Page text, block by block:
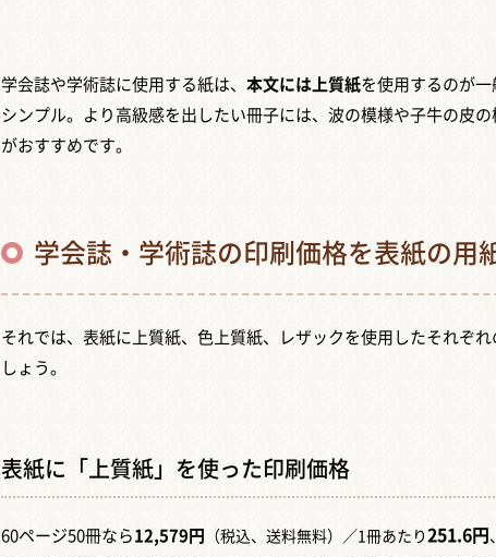
学会誌や学術誌に使用する紙は、 本文には上質紙を使用するのが
シンプル。より高級感を出したい冊子には、波の模様や子牛の皮
がおすすめです。
学会誌・学術誌の印刷価格を表紙の用
それでは、表紙に上質紙、色上質紙、レザックを使用したそれぞ
しょう。
表紙に「上質紙」を使った印刷価格
60ページ50冊なら 12,579円 （税込、送料無料）／1冊あたり 251.6円